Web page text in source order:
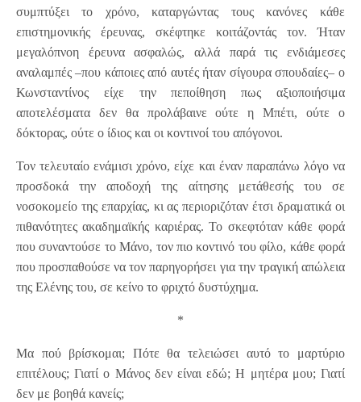
συμπτύξει το χρόνο, καταργώντας τους κανόνες κάθε
επιστημονικής έρευνας, σκέφτηκε κοιτάζοντάς τον. Ήταν
μεγαλόπνοη έρευνα ασφαλώς, αλλά παρά τις ενδιάμεσες
αναλαμπές –που κάποιες από αυτές ήταν σίγουρα σπουδαίες– ο
Κωνσταντίνος είχε την πεποίθηση πως αξιοποιήσιμα
αποτελέσματα δεν θα προλάβαινε ούτε η Μπέτι, ούτε ο
δόκτορας, ούτε ο ίδιος και οι κοντινοί του απόγονοι.
Τον τελευταίο ενάμισι χρόνο, είχε και έναν παραπάνω λόγο να
προσδοκά την αποδοχή της αίτησης μετάθεσής του σε
νοσοκομείο της επαρχίας, κι ας περιοριζόταν έτσι δραματικά οι
πιθανότητες ακαδημαϊκής καριέρας. Το σκεφτόταν κάθε φορά
που συναντούσε το Μάνο, τον πιο κοντινό του φίλο, κάθε φορά
που προσπαθούσε να τον παρηγορήσει για την τραγική απώλεια
της Ελένης του, σε κείνο το φριχτό δυστύχημα.
*
Μα πού βρίσκομαι; Πότε θα τελειώσει αυτό το μαρτύριο
επιτέλους; Γιατί ο Μάνος δεν είναι εδώ; Η μητέρα μου; Γιατί
δεν με βοηθά κανείς;